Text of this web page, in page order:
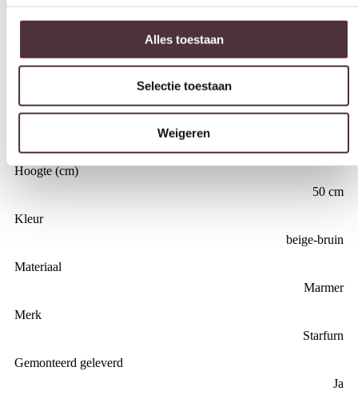
Alles toestaan
Selectie toestaan
Weigeren
Hoogte (cm)
50 cm
Kleur
beige-bruin
Materiaal
Marmer
Merk
Starfurn
Gemonteerd geleverd
Ja